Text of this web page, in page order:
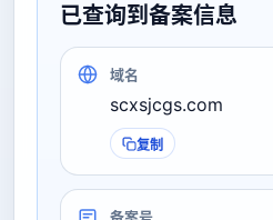
已查询到备案信息
域名
scxsjcgs.com
复制